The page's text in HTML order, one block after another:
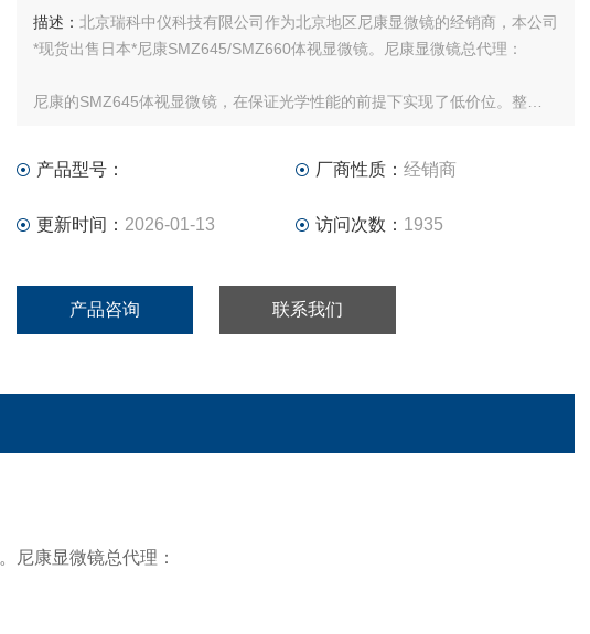
描述： 北京瑞科中仪科技有限公司作为北京地区尼康显微镜的经销商，本公司
*现货出售日本*尼康SMZ645/SMZ660体视显微镜。尼康显微镜总代理：
尼康的SMZ645体视显微镜，在保证光学性能的前提下实现了低价位。整个设
产品型号： 厂商性质： 经销商
更新时间： 2026-01-13 访问次数： 1935
产品咨询 联系我们
。尼康显微镜总代理：